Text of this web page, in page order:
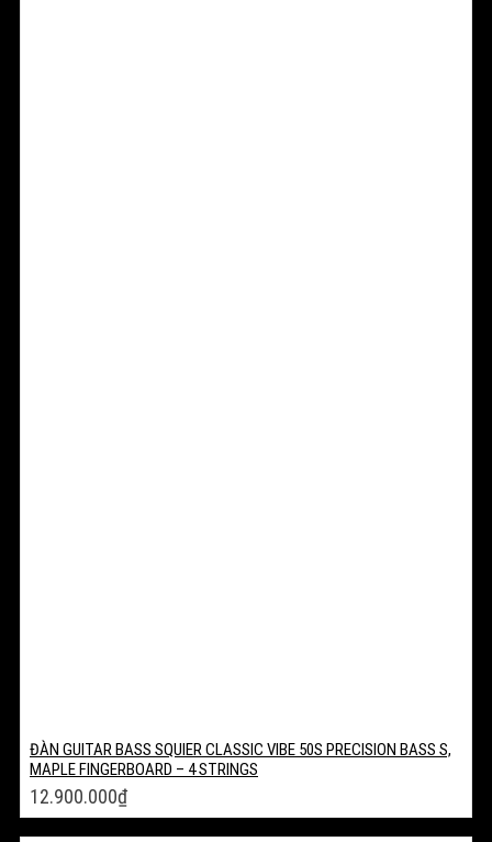
ĐÀN GUITAR BASS SQUIER CLASSIC VIBE 50S PRECISION BASS S,
MAPLE FINGERBOARD – 4 STRINGS
12.900.000₫